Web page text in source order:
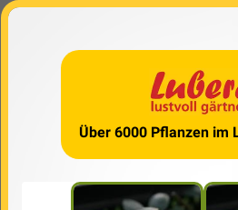
Über 6000 Pflanzen im